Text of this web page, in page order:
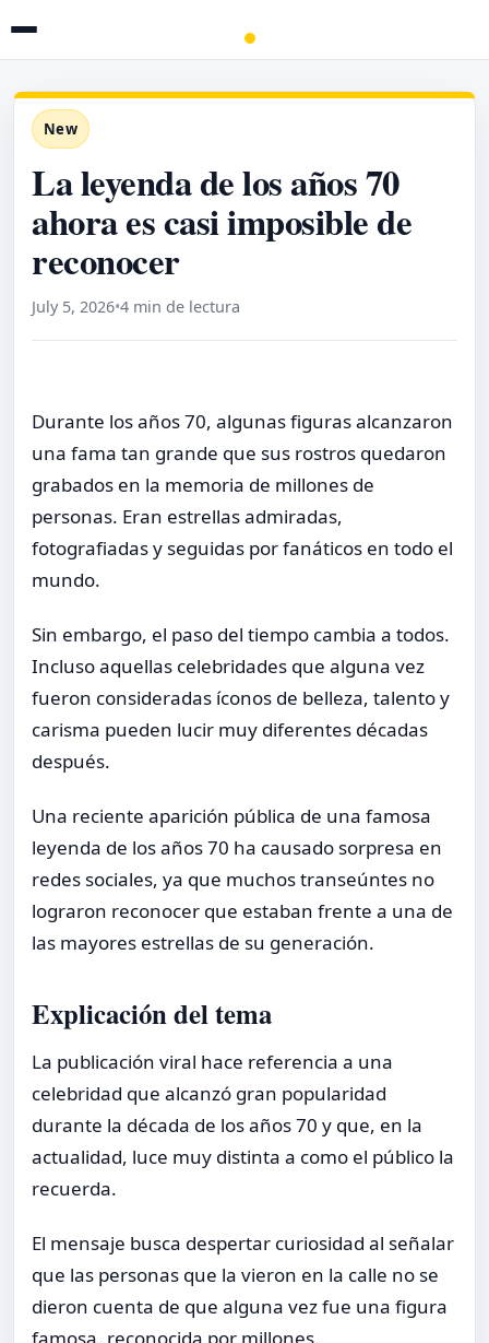
New
La leyenda de los años 70
ahora es casi imposible de
reconocer
July 5, 2026•4 min de lectura
Durante los años 70, algunas figuras alcanzaron
una fama tan grande que sus rostros quedaron
grabados en la memoria de millones de
personas. Eran estrellas admiradas,
fotografiadas y seguidas por fanáticos en todo el
mundo.
Sin embargo, el paso del tiempo cambia a todos.
Incluso aquellas celebridades que alguna vez
fueron consideradas íconos de belleza, talento y
carisma pueden lucir muy diferentes décadas
después.
Una reciente aparición pública de una famosa
leyenda de los años 70 ha causado sorpresa en
redes sociales, ya que muchos transeúntes no
lograron reconocer que estaban frente a una de
las mayores estrellas de su generación.
Explicación del tema
La publicación viral hace referencia a una
celebridad que alcanzó gran popularidad
durante la década de los años 70 y que, en la
actualidad, luce muy distinta a como el público la
recuerda.
El mensaje busca despertar curiosidad al señalar
que las personas que la vieron en la calle no se
dieron cuenta de que alguna vez fue una figura